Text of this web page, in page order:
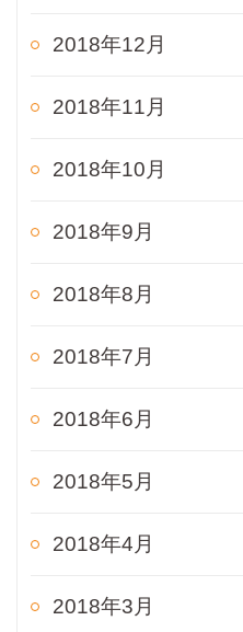
2018年12月
2018年11月
2018年10月
2018年9月
2018年8月
2018年7月
2018年6月
2018年5月
2018年4月
2018年3月